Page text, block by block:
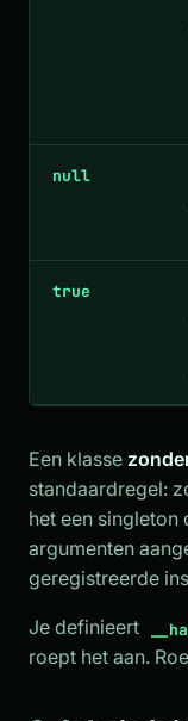
null
true
Een klasse
standaardregel:
het een singleton
argumenten
geregistreerde
Je definieert
roept het aan.